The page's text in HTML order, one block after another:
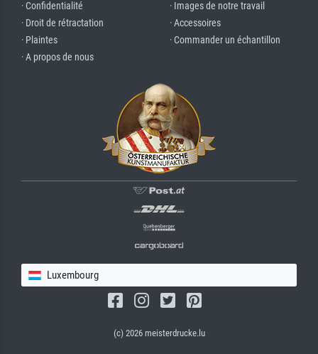
· Confidentialité
· Droit de rétractation
· Plaintes
· A propos de nous
· Images de notre travail
· Accessoires
· Commander un échantillon
Luxembourg
(c) 2026 meisterdrucke.lu